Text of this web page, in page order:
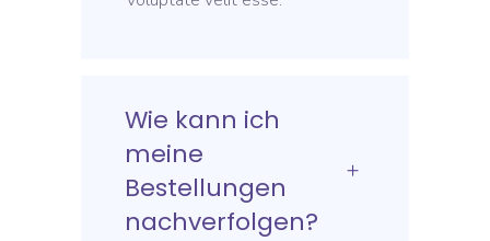
Wie kann ich
meine
Bestellungen
nachverfolgen?